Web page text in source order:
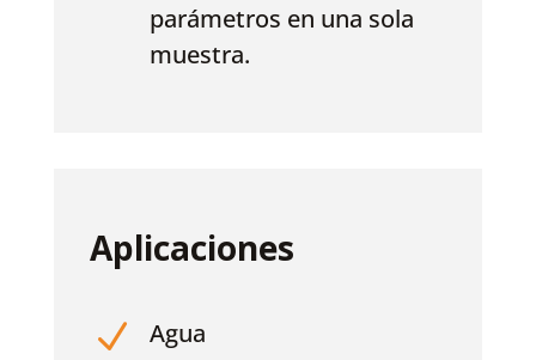
parámetros en una sola
muestra.
Aplicaciones
N Agua